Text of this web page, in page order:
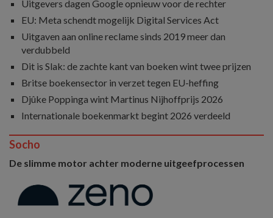
Uitgevers dagen Google opnieuw voor de rechter
EU: Meta schendt mogelijk Digital Services Act
Uitgaven aan online reclame sinds 2019 meer dan
verdubbeld
Dit is Slak: de zachte kant van boeken wint twee prijzen
Britse boekensector in verzet tegen EU-heffing
Djûke Poppinga wint Martinus Nijhoffprijs 2026
Internationale boekenmarkt begint 2026 verdeeld
Socho
De slimme motor achter moderne uitgeefprocessen